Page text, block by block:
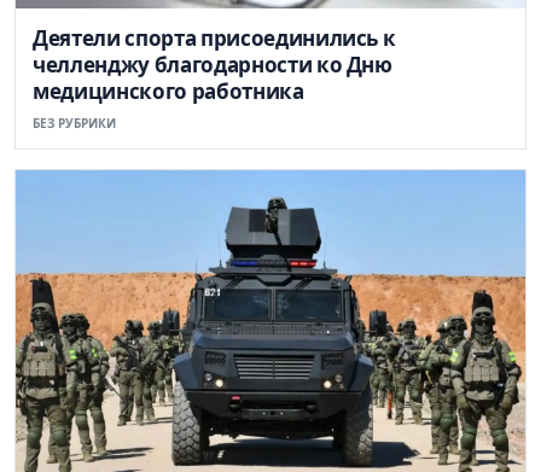
Деятели спорта присоединились к
челленджу благодарности ко Дню
медицинского работника
БЕЗ РУБРИКИ